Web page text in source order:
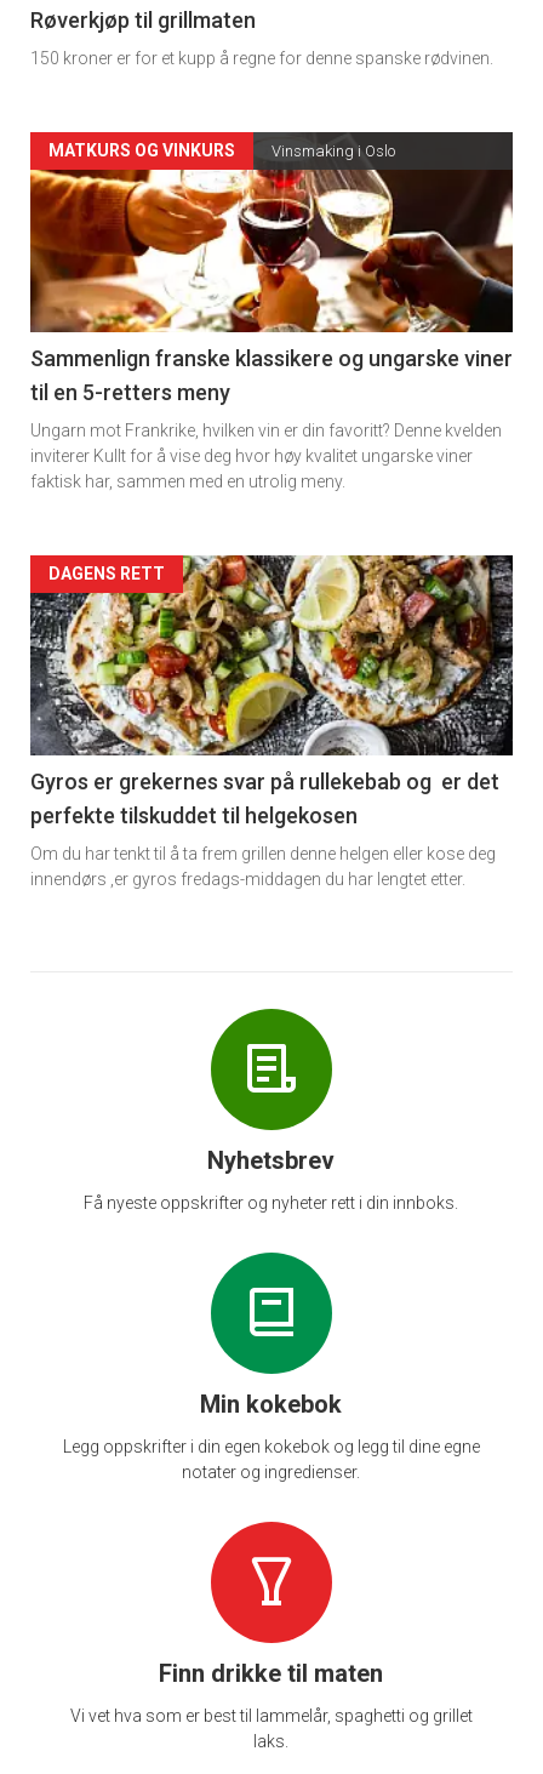
4
Røverkjøp til grillmaten
150 kroner er for et kupp å regne for denne spanske rødvinen.
Forsiden
akkurat
nå
-
5
MATKURS OG VINKURS Vinsmaking i Oslo
Sammenlign franske klassikere og ungarske viner
til en 5-retters meny
Ungarn mot Frankrike, hvilken vin er din favoritt? Denne kvelden
inviterer Kullt for å vise deg hvor høy kvalitet ungarske viner
faktisk har, sammen med en utrolig meny.
Forsiden
akkurat
nå
-
6
DAGENS RETT
Gyros er grekernes svar på rullekebab og er det
perfekte tilskuddet til helgekosen
Om du har tenkt til å ta frem grillen denne helgen eller kose deg
innendørs ,er gyros fredags-middagen du har lengtet etter.
Nyhetsbrev
Få nyeste oppskrifter og nyheter rett i din innboks.
Min kokebok
Legg oppskrifter i din egen kokebok og legg til dine egne
notater og ingredienser.
Finn drikke til maten
Vi vet hva som er best til lammelår, spaghetti og grillet
laks.